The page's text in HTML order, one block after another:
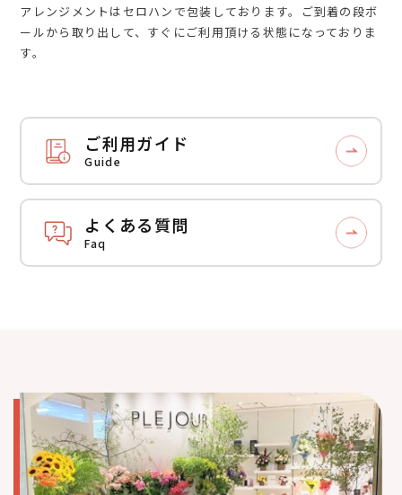
アレンジメントはセロハンで包装しております。ご到着の段ボ
ールから取り出して、すぐにご利用頂ける状態になっておりま
す。
ご利用ガイド
Guide
よくある質問
Faq